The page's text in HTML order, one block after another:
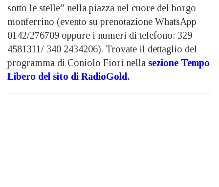
sotto le stelle” nella piazza nel cuore del borgo
monferrino (evento su prenotazione WhatsApp
0142/276709 oppure i numeri di telefono: 329
4581311/ 340 2434206). Trovate il dettaglio del
programma di Coniolo Fiori nella sezione Tempo
Libero del sito di RadioGold.